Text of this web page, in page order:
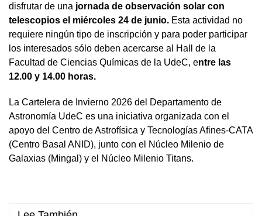
disfrutar de una jornada de observación solar con
telescopios el miércoles 24 de junio. Esta actividad no
requiere ningún tipo de inscripción y para poder participar
los interesados sólo deben acercarse al Hall de la
Facultad de Ciencias Químicas de la UdeC, entre las
12.00 y 14.00 horas.
La Cartelera de Invierno 2026 del Departamento de
Astronomía UdeC es una iniciativa organizada con el
apoyo del Centro de Astrofísica y Tecnologías Afines-CATA
(Centro Basal ANID), junto con el Núcleo Milenio de
Galaxias (Mingal) y el Núcleo Milenio Titans.